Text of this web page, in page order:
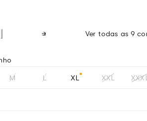
Ver todas as 9
M L XL XXL